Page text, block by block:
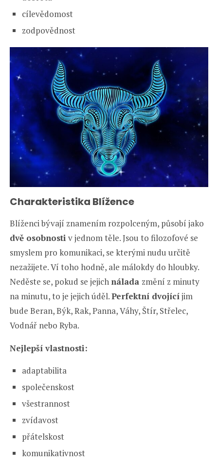
cílevědomost
zodpovědnost
Charakteristika Blížence
Blíženci bývají znamením rozpolceným, působí jako
dvě osobnosti v jednom těle. Jsou to filozofové se
smyslem pro komunikaci, se kterými nudu určitě
nezažijete. Ví toho hodně, ale málokdy do hloubky.
Neděste se, pokud se jejich nálada změní z minuty
na minutu, to je jejich úděl.Perfektní dvojícíjim
bude Beran, Býk, Rak, Panna, Váhy, Štír, Střelec,
Vodnář nebo Ryba.
Nejlepší vlastnosti:
adaptabilita
společenskost
všestrannost
zvídavost
přátelskost
komunikativnost